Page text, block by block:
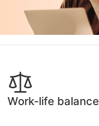
Work-life balance